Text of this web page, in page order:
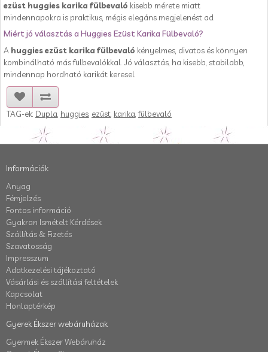
ezüst huggies karika fülbevaló kisebb mérete miatt
mindennapokra is praktikus, mégis elegáns megjelenést ad.
Miért jó választás a Huggies Ezüst Karika Fülbevaló?
A huggies ezüst karika fülbevaló kényelmes, divatos és könnyen
kombinálható más fülbevalókkal. Jó választás, ha kisebb, stabilabb,
mindennap hordható karikát keresel.
TAG-ek: Dupla huggies ezüst karika ,fülbevaló
Információk
Anyag
Fémjelzés
Fontos információ
Gyakran Ismételt Kérdések
Szállítás & Fizetés
Szavatosság
Impresszum
Adatkezelési tájékoztató
Vásárlási és szállítási feltételek
Kapcsolat
Honlaptérkép
Gyerek Ékszer webáruházak
Gyermek Ékszer Webáruház